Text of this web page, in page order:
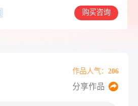
购买咨询
作品人气：206
分享作品